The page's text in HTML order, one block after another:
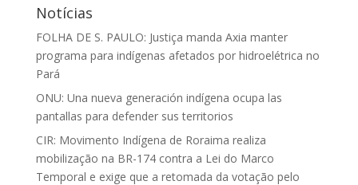
Notícias
FOLHA DE S. PAULO: Justiça manda Axia manter
programa para indígenas afetados por hidroelétrica no
Pará
ONU: Una nueva generación indígena ocupa las
pantallas para defender sus territorios
CIR: Movimento Indígena de Roraima realiza
mobilização na BR-174 contra a Lei do Marco
Temporal e exige que a retomada da votação pelo